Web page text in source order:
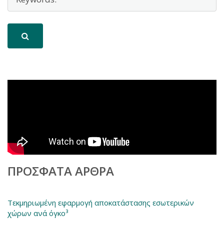
ΠΡΌΣΦΑΤΑ ΆΡΘΡΑ
Τεκμηριωμένη εφαρμογή αποκατάστασης εσωτερικών
χώρων ανά όγκο³